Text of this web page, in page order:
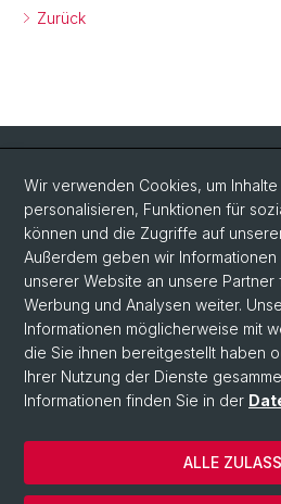
Zurück
Quick Links
Kontakt
Wichtige Links & Fotogalerie
Social Media
Instagram
Wir verwenden Cookies, um
personalisieren, Funktionen für
können und die Zugriffe auf
Außerdem geben wir
unserer Website an unsere
Werbung und Analysen weiter.
Informationen möglicherweise mit
die Sie ihnen bereitgestellt haben
Ihrer Nutzung der Dienste
Informationen finden Sie in der
ALLE